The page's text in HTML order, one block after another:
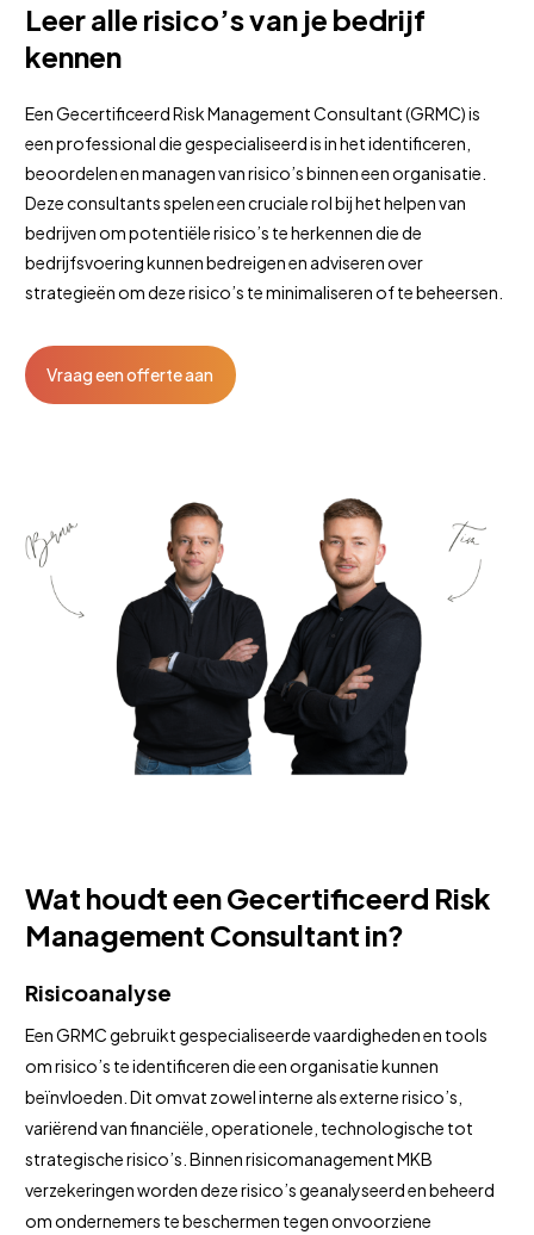
Leer alle risico’s van je bedrijf
kennen
Een Gecertificeerd Risk Management Consultant (GRMC) is
een professional die gespecialiseerd is in het identificeren,
beoordelen en managen van risico’s binnen een organisatie.
Deze consultants spelen een cruciale rol bij het helpen van
bedrijven om potentiële risico’s te herkennen die de
bedrijfsvoering kunnen bedreigen en adviseren over
strategieën om deze risico’s te minimaliseren of te beheersen.
Vraag een offerte aan
Wat houdt een Gecertificeerd Risk
Management Consultant in?
Risicoanalyse
Een GRMC gebruikt gespecialiseerde vaardigheden en tools
om risico’s te identificeren die een organisatie kunnen
beïnvloeden. Dit omvat zowel interne als externe risico’s,
variërend van financiële, operationele, technologische tot
strategische risico’s. Binnen risicomanagement MKB
verzekeringen worden deze risico’s geanalyseerd en beheerd
om ondernemers te beschermen tegen onvoorziene